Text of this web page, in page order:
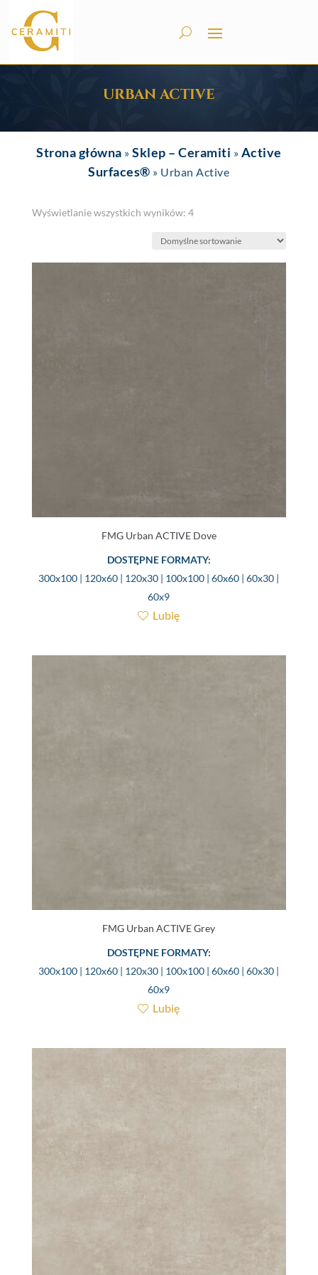
URBAN ACTIVE
Strona główna »Sklep – Ceramiti » Active
Surfaces® » Urban Active
Wyświetlanie wszystkich wyników: 4
FMG Urban ACTIVE Dove
DOSTĘPNE FORMATY:
300x100 | 120x60 | 120x30 | 100x100 | 60x60 | 60x30 |
60x9
Lubię
FMG Urban ACTIVE Grey
DOSTĘPNE FORMATY:
300x100 | 120x60 | 120x30 | 100x100 | 60x60 | 60x30 |
60x9
Lubię